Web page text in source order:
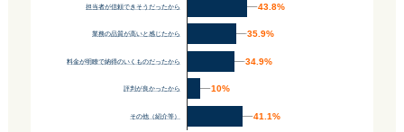
担当者が信頼できそうだったから
業務の品質が高いと感じたから
料金が明瞭で納得のいくものだったから
評判が良かったから
その他（紹介等）
43.8%
43.8%
35.9%
35.9%
34.9%
34.9%
10%
10%
41.1%
41.1%